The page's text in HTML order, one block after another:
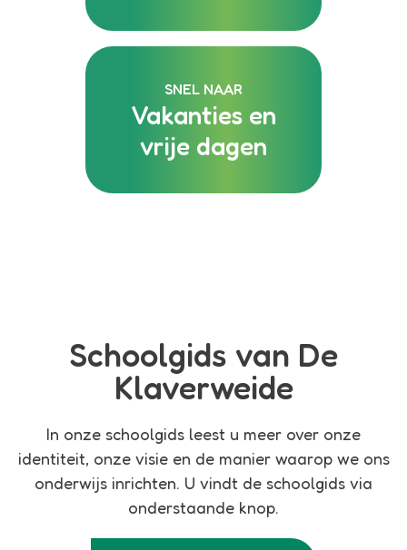
SNEL NAAR
Vakanties en
vrije dagen
Schoolgids van De
Klaverweide
In onze schoolgids leest u meer over onze
identiteit, onze visie en de manier waarop we ons
onderwijs inrichten. U vindt de schoolgids via
onderstaande knop.